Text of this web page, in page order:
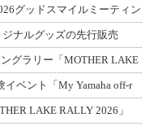
グッドスマイルミーティン
ジナルグッズの先行販売
グラリー「MOTHER LAKE
イベント「My Yamaha off-r
LAKE RALLY 2026」